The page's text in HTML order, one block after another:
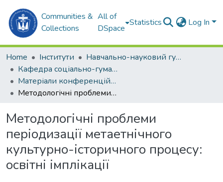
Communities &
Collections
All of
DSpace
Statistics Log In
Home Інститути
Навчально-науковий гуманітарний інститут (ННГІ)
Кафедра соціально-гуманітарних дисциплін та філософії (СГДтаФ)
Матеріали конференцій (СГДтаФ)
Методологічні проблеми періодизації метаетнічного культурно-історичного процесу: освітні імплікації
Методологічні проблеми
періодизації метаетнічного
культурно-історичного процесу:
освітні імплікації